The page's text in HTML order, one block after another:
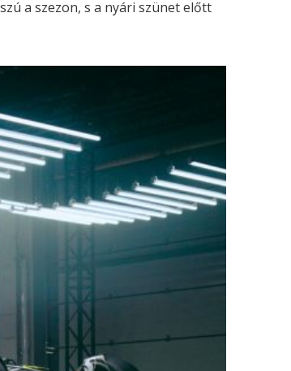
a szezon, s a nyári szünet előtt